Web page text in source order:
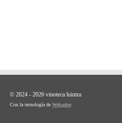
© 2024 - 2026 vinoteca luintra
Con la tecnología de Webador